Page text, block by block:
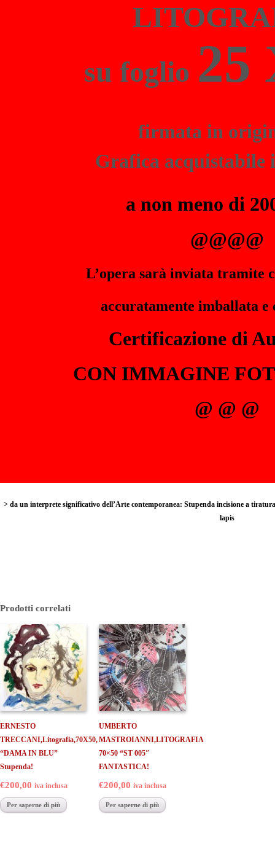
su foglio 25
firmata in
Grafica
a non meno di
@@@@
L’opera sarà inviata tramite
accuratamente imballata
Certificazione di
CON IMMAGINE
@ @ @
> da un interprete significativo dell’Arte contemporanea: Stupenda incisione a
lapis
Prodotti correlati
ERNESTO
TRECCANI,Litografia,70X50,
“DAMA IN BLU”
Stupenda!
€200,00 iva inclusa
Per saperne di più
UMBERTO
MASTROIANNI,LITOGRAFIA
70×50 “ST 005″
FANTASTICA!
€200,00 iva inclusa
Per saperne di più